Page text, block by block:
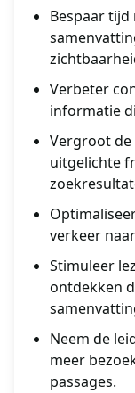
Bespaar tijd
Verbeter
informatie
Vergroot de
uitgelichte
verkeer
Stimuleer
ontdekken
Neem de
meer
passages.